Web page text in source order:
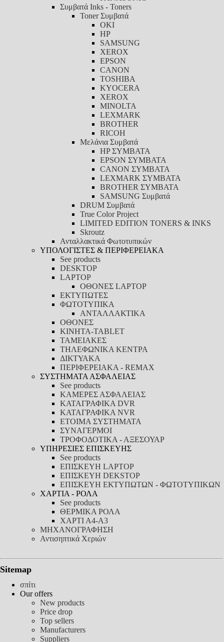
Συμβατά Inks - Toners
Toner Συμβατά
ΟΚΙ
HP
SAMSUNG
XEROX
EPSON
CANON
TOSHIBA
KYOCERA
XEROX
MINOLTA
LEXMARK
BROTHER
RICOH
Μελάνια Συμβατά
HP ΣΥΜΒΑΤΑ
EPSON ΣΥΜΒΑΤΑ
CANON ΣΥΜΒΑΤΑ
LEXMARK ΣΥΜΒΑΤΑ
BROTHER ΣΥΜΒΑΤΑ
SAMSUNG Συμβατά
DRUM Συμβατά
True Color Project
LIMITED EDITION TONERS & INKS
Skroutz
Ανταλλακτικά Φωτοτυπικών
ΥΠΟΛΟΓΙΣΤΕΣ & ΠΕΡΙΦΕΡΕΙΑΚΑ
See products
DESKTOP
LAPTOP
ΟΘΟΝΕΣ LAPTOP
ΕΚΤΥΠΩΤΕΣ
ΦΩΤΟΤΥΠΙΚΑ
ΑΝΤΑΛΛΑΚΤΙΚΑ
ΟΘΟΝΕΣ
ΚΙΝΗΤΑ-TABLET
ΤΑΜΕΙΑΚΕΣ
ΤΗΛΕΦΩΝΙΚΑ ΚΕΝΤΡΑ
ΔΙΚΤΥΑΚΑ
ΠΕΡΙΦΕΡΕΙΑΚΑ - REMAX
ΣΥΣΤΗΜΑΤΑ ΑΣΦΑΛΕΙΑΣ
See products
ΚΑΜΕΡΕΣ ΑΣΦΑΛΕΙΑΣ
ΚΑΤΑΓΡΑΦΙΚΑ DVR
ΚΑΤΑΓΡΑΦΙΚΑ NVR
ΕΤΟΙΜΑ ΣΥΣΤΗΜΑΤΑ
ΣΥΝΑΓΕΡΜΟΙ
ΤΡΟΦΟΔΟΤΙΚΑ - ΑΞΕΣΟΥΑΡ
ΥΠΗΡΕΣΙΕΣ ΕΠΙΣΚΕΥΗΣ
See products
ΕΠΙΣΚΕΥΗ LAPTOP
ΕΠΙΣΚΕΥΗ DEKSTOP
ΕΠΙΣΚΕΥΗ ΕΚΤΥΠΩΤΩΝ - ΦΩΤΟΤΥΠΙΚΩΝ
ΧΑΡΤΙΑ - ΡΟΛΑ
See products
ΘΕΡΜΙΚΑ ΡΟΛΑ
ΧΑΡΤΙ Α4-Α3
ΜΗΧΑΝΟΓΡΑΦΗΣΗ
Αντισηπτικά Χεριών
Sitemap
σπίτι
Our offers
New products
Price drop
Top sellers
Manufacturers
Suppliers